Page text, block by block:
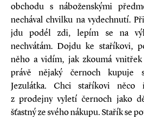
obchodu s náboženskými
nechával chvilku na vydechnutí.
jdu podél zdi, lepím se na
nechvátám. Dojdu ke staříkovi,
něho a vidím, jak zkoumá
právě nějaký černoch kupuje
Jezulátka. Chci staříkovi
z prodejny vyletí černoch jako
šťastný ze svého nákupu. Stařík se